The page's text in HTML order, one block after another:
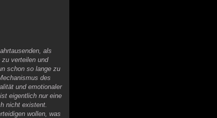
als
zu verteilen und
schon so lange zu
des
und emotionaler
eigentlich nur eine
nicht existent.
wollen, was